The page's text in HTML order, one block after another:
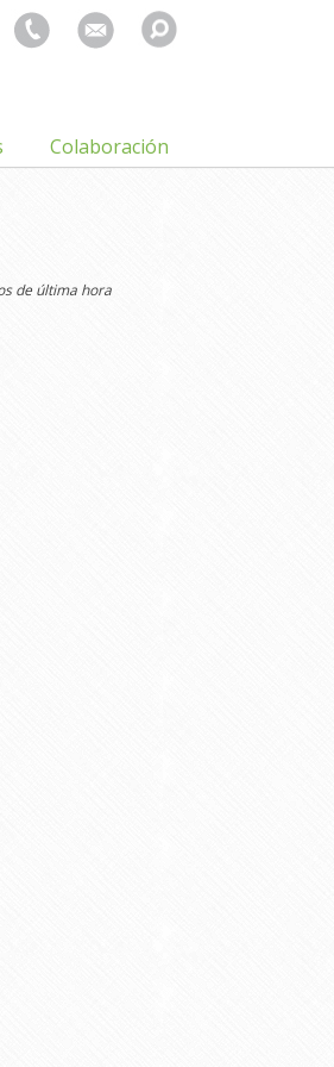
Search
for:
Colaboración
de última hora